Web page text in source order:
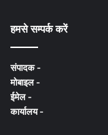
हमसे सम्पर्क करें
संपादक -
मोबाइल -
ईमेल -
कार्यालय -